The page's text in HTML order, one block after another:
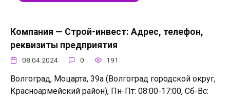
Компания — Строй-инвест: Адрес, телефон,
реквизиты предприятия
08.04.2024 0 191
Волгоград, Моцарта, 39а (Волгоград городской округ,
Красноармейский район), Пн-Пт: 08:00-17:00, Сб-Вс: